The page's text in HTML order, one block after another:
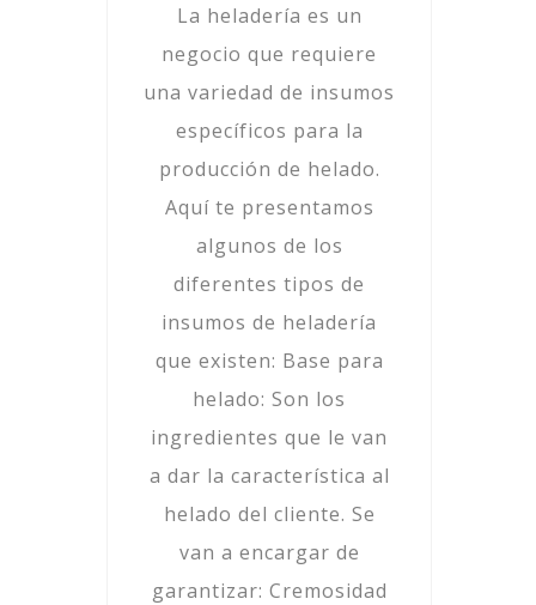
La heladería es un
negocio que requiere
una variedad de insumos
específicos para la
producción de helado.
Aquí te presentamos
algunos de los
diferentes tipos de
insumos de heladería
que existen: Base para
helado: Son los
ingredientes que le van
a dar la característica al
helado del cliente. Se
van a encargar de
garantizar: Cremosidad